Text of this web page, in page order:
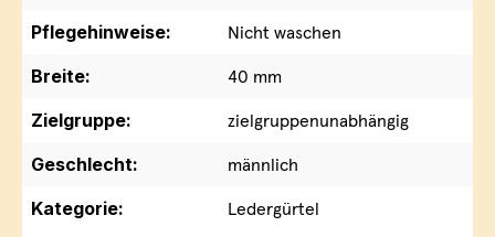
Pflegehinweise:
Nicht waschen
Breite:
40 mm
Zielgruppe:
zielgruppenunabhängig
Geschlecht:
männlich
Kategorie:
Ledergürtel